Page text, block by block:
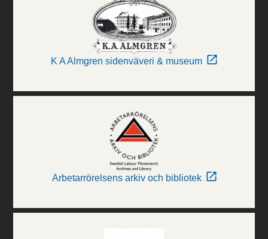
K A Almgren sidenväveri & museum
Arbetarrörelsens arkiv och bibliotek